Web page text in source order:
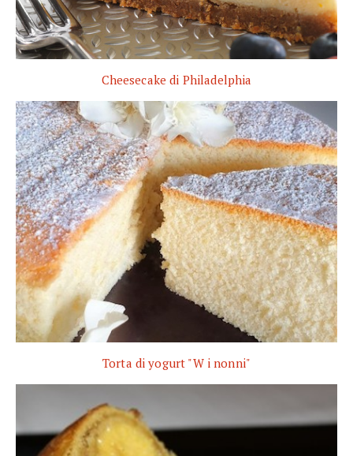
Cheesecake di Philadelphia
Torta di yogurt "W i nonni"